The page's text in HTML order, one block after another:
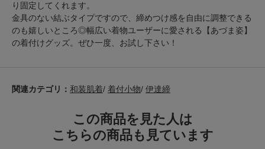
り固定してくれます。
金具のない結ぶタイプですので、締めつけ感を自由に調整できる
のも嬉しいところ◎幅広い着物ユーザーに愛される【あづま姿】
の着付けグッズ。ぜひ一度、お試し下さい！
関連カテゴリ： 和装肌着/ 着付小物/ 伊達締
この商品を見た人は
こちらの商品も見ています